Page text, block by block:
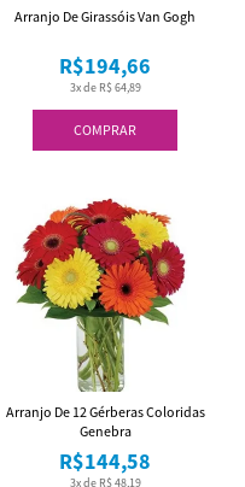
COMPRAR
3x de R$ 64,89
R$194,66
Arranjo De Girassóis Van Gogh
3x de R$ 48,19
R$144,58
Arranjo De 12 Gérberas Coloridas
Genebra